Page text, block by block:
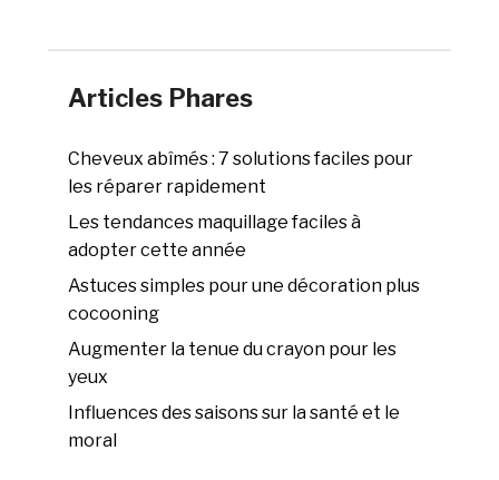
Articles Phares
Cheveux abîmés : 7 solutions faciles pour
les réparer rapidement
Les tendances maquillage faciles à
adopter cette année
Astuces simples pour une décoration plus
cocooning
Augmenter la tenue du crayon pour les
yeux
Influences des saisons sur la santé et le
moral